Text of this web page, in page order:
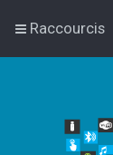
Raccourcis